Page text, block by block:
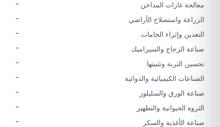
معالجة غازات المداخن
الزراعة واستصلاح الأراضي
التعدين وإثراء الخامات
صناعة الزجاج والسيراميك
تحسين التربة وتثبيتها
الصناعات الكيميائية والدوائية
صناعة الورق والسليلوز
الثروة الحيوانية والتطهير
صناعة الأغذية والسكر